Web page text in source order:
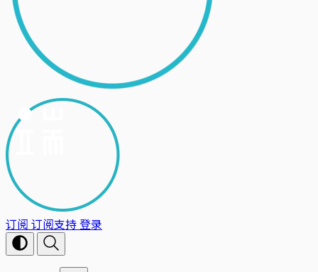
订阅 订阅支持登录